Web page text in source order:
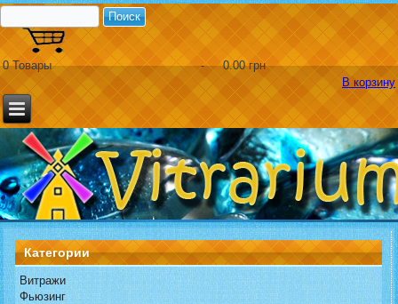
0Товары -
0.00 грн
В корзину
Категории
Витражи
Фьюзинг